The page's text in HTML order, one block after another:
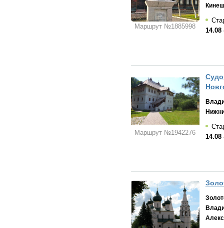
Маршрут №1885998
14.08
Маршрут №1942276
14.08